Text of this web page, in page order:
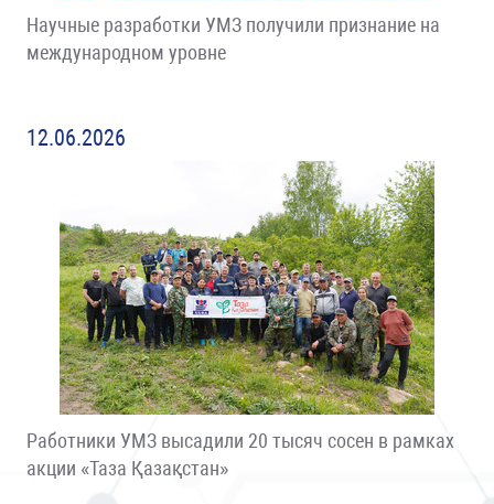
Научные разработки УМЗ получили признание на
международном уровне
12.06.2026
Работники УМЗ высадили 20 тысяч сосен в рамках
акции «Таза Қазақстан»